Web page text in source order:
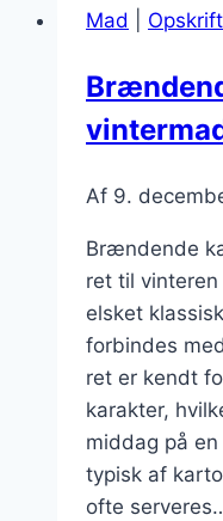
med
Mad
Af 9.
Brændende
ret til
elsket
forbindes
ret er kendt
karakter,
middag på
typisk af
ofte